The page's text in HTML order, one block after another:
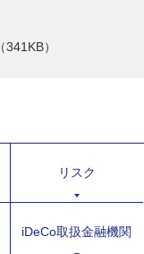
（341KB）
リスク
iDeCo取扱金融機関